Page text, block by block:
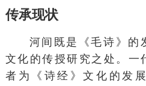
传承现状
河间既是《毛诗》的
文化的传授研究之处。一
者为《诗经》文化的发